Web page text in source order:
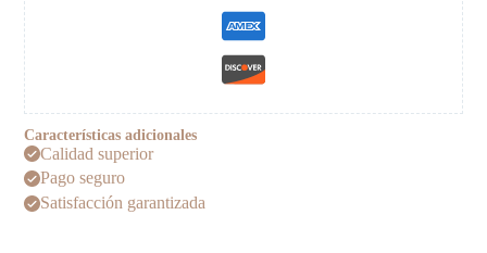
Características adicionales
Calidad superior
Pago seguro
Satisfacción garantizada